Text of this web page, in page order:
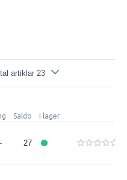
artiklar 23
Saldo I lager
27